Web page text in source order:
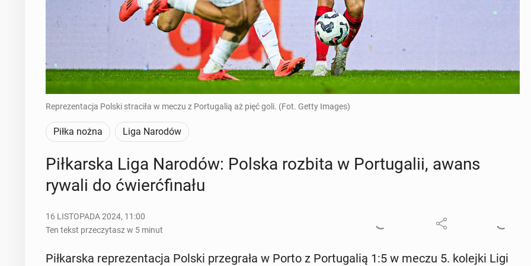
Reprezentacja Polski straciła w meczu z Portugalią aż pięć goli. (Fot. Getty Images)
Piłka nożna Liga Narodów
Pił­kar­ska Liga Narodów: Polska rozbita w Por­tu­ga­lii, awans
rywali do ćwierć­fi­na­łu
16 LISTOPADA 2024, 11:00
Ten tekst przeczytasz w 5 minut
Pił­kar­ska re­pre­zen­ta­cja Polski prze­gra­ła w Porto z Por­tu­ga­lią 1:5 w meczu 5. kolejki Ligi